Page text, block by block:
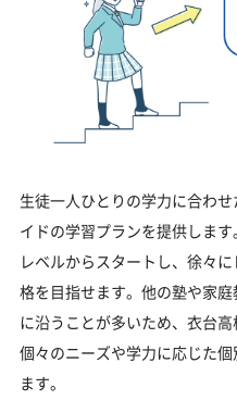
生徒一人ひとりの学力に合わ
イドの学習プランを提供しま
レベルからスタートし、徐々
格を目指せます。他の塾や家
に沿うことが多いため、衣台
個々のニーズや学力に応じた
ます。